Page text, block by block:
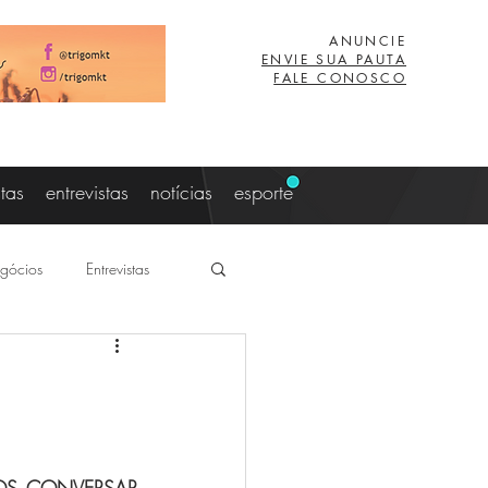
ANUNCIE
ENVIE SUA PAUTA
FALE CONOSCO
entrevistas notícias esporte
Entrevistas
Lucas Eibs